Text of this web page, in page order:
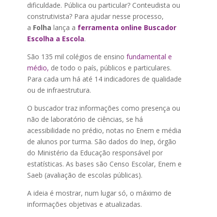
dificuldade. Pública ou particular? Conteudista ou
construtivista? Para ajudar nesse processo,
a Folha lança a ferramenta online Buscador
Escolha a Escola.
São 135 mil colégios de ensino fundamental e
médio, de todo o país, públicos e particulares.
Para cada um há até 14 indicadores de qualidade
ou de infraestrutura.
O buscador traz informações como presença ou
não de laboratório de ciências, se há
acessibilidade no prédio, notas no Enem e média
de alunos por turma. São dados do Inep, órgão
do Ministério da Educação responsável por
estatísticas. As bases são Censo Escolar, Enem e
Saeb (avaliação de escolas públicas).
A ideia é mostrar, num lugar só, o máximo de
informações objetivas e atualizadas.